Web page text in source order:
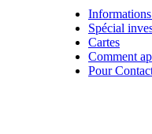
Spécial
Cartes
Comment
Pour